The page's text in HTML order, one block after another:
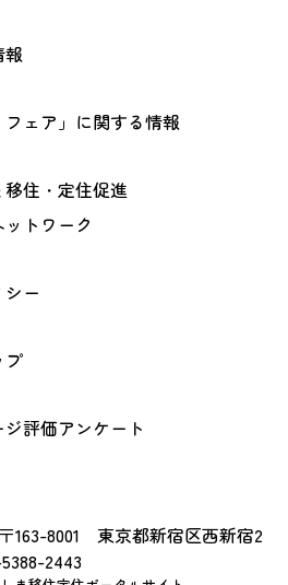
報
フェア」に関する情報
住・定住促進
トワーク
ー
プ
評価アンケート
163-8001 東京都新宿区西新宿2
2443